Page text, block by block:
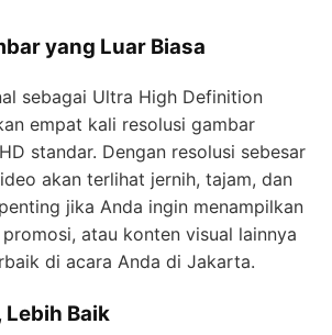
yang Luar Biasa
sebagai Ultra High Definition
empat kali resolusi gambar
standar. Dengan resolusi sebesar
akan terlihat jernih, tajam, dan
jika Anda ingin menampilkan
atau konten visual lainnya
di acara Anda di Jakarta.
Lebih Baik